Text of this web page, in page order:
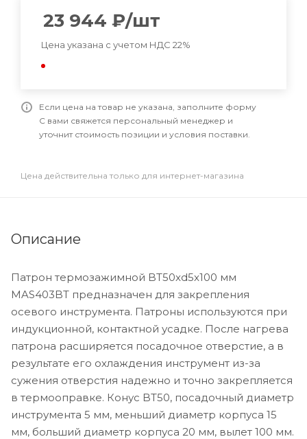
23 944 ₽/шт
Цена указана с учетом НДС 22%
Если цена на товар не указана, заполните форму
С вами свяжется персональный менеджер и
уточнит стоимость позиции и условия поставки.
Цена действительна только для интернет-магазина
Описание
Патрон термозажимной BT50xd5x100 мм
MAS403BT предназначен для закрепления
осевого инструмента. Патроны используются при
индукционной, контактной усадке. После нагрева
патрона расширяется посадочное отверстие, а в
результате его охлаждения инструмент из-за
сужения отверстия надежно и точно закрепляется
в термооправке. Конус BT50, посадочный диаметр
инструмента 5 мм, меньший диаметр корпуса 15
мм, больший диаметр корпуса 20 мм, вылет 100 мм.